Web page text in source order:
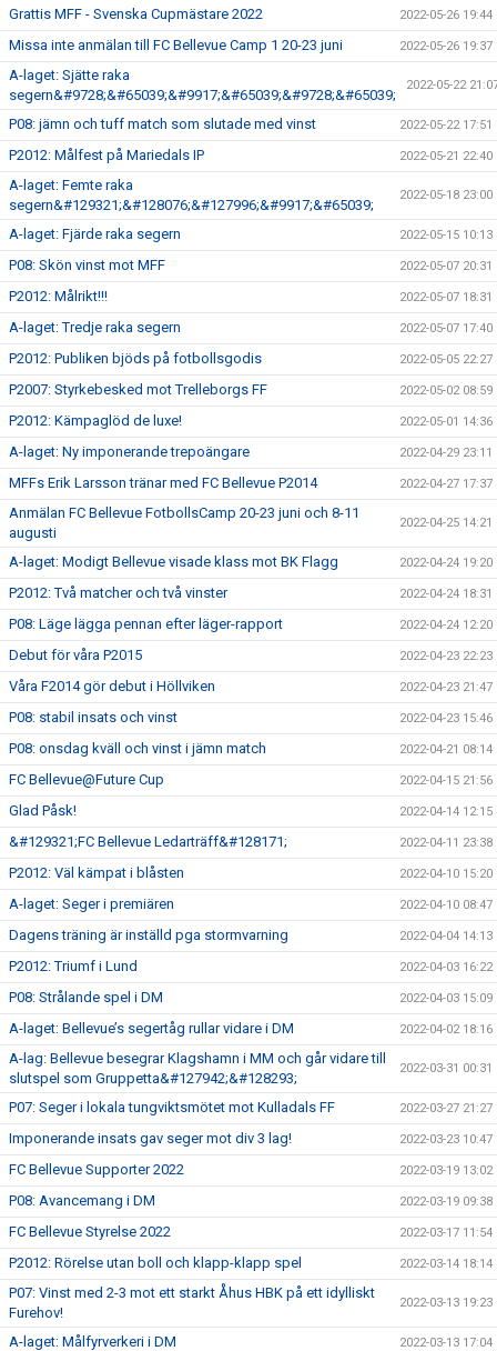
Grattis MFF - Svenska Cupmästare 2022 2022-05-26 19:44
Missa inte anmälan till FC Bellevue Camp 1 20-23 juni 2022-05-26 19:37
A-laget: Sjätte raka
segern&#9728;&#65039;&#9917;&#65039;&#9728;&#65039;
2022-05-22
P08: jämn och tuff match som slutade med vinst 2022-05-22 17:51
P2012: Målfest på Mariedals IP 2022-05-21 22:40
A-laget: Femte raka
segern&#129321;&#128076;&#127996;&#9917;&#65039;
2022-05-18 23:00
A-laget: Fjärde raka segern 2022-05-15 10:13
P08: Skön vinst mot MFF 2022-05-07 20:31
P2012: Målrikt!!! 2022-05-07 18:31
A-laget: Tredje raka segern 2022-05-07 17:40
P2012: Publiken bjöds på fotbollsgodis 2022-05-05 22:27
P2007: Styrkebesked mot Trelleborgs FF 2022-05-02 08:59
P2012: Kämpaglöd de luxe! 2022-05-01 14:36
A-laget: Ny imponerande trepoängare 2022-04-29 23:11
MFFs Erik Larsson tränar med FC Bellevue P2014 2022-04-27 17:37
Anmälan FC Bellevue FotbollsCamp 20-23 juni och 8-11
augusti
2022-04-25 14:21
A-laget: Modigt Bellevue visade klass mot BK Flagg 2022-04-24 19:20
P2012: Två matcher och två vinster 2022-04-24 18:31
P08: Läge lägga pennan efter läger-rapport 2022-04-24 12:20
Debut för våra P2015 2022-04-23 22:23
Våra F2014 gör debut i Höllviken 2022-04-23 21:47
P08: stabil insats och vinst 2022-04-23 15:46
P08: onsdag kväll och vinst i jämn match 2022-04-21 08:14
FC Bellevue@Future Cup 2022-04-15 21:56
Glad Påsk! 2022-04-14 12:15
&#129321;FC Bellevue Ledarträff&#128171; 2022-04-11 23:38
P2012: Väl kämpat i blåsten 2022-04-10 15:20
A-laget: Seger i premiären 2022-04-10 08:47
Dagens träning är inställd pga stormvarning 2022-04-04 14:13
P2012: Triumf i Lund 2022-04-03 16:22
P08: Strålande spel i DM 2022-04-03 15:09
A-laget: Bellevue’s segertåg rullar vidare i DM 2022-04-02 18:16
A-lag: Bellevue besegrar Klagshamn i MM och går vidare till
slutspel som Gruppetta&#127942;&#128293;
2022-03-31 00:31
P07: Seger i lokala tungviktsmötet mot Kulladals FF 2022-03-27 21:27
Imponerande insats gav seger mot div 3 lag! 2022-03-23 10:47
FC Bellevue Supporter 2022 2022-03-19 13:02
P08: Avancemang i DM 2022-03-19 09:38
FC Bellevue Styrelse 2022 2022-03-17 11:54
P2012: Rörelse utan boll och klapp-klapp spel 2022-03-14 18:14
P07: Vinst med 2-3 mot ett starkt Åhus HBK på ett idylliskt
Furehov!
2022-03-13 19:23
A-laget: Målfyrverkeri i DM 2022-03-13 17:04